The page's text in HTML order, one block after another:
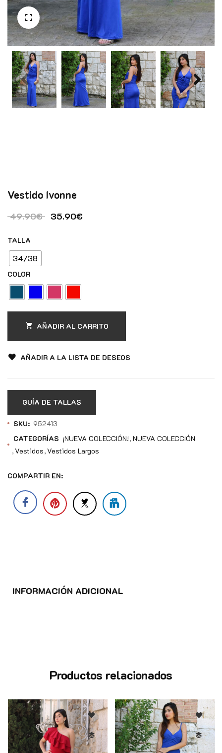
Vestido Ivonne
49.90€ El precio original era: 49.90€.
35.90€El precio actual es: 35.90€.
TALLA
34/38
COLOR
AÑADIR AL CARRITO
AÑADIR A LA LISTA DE DESEOS
GUÍA DE TALLAS
SKU: 952413
CATEGORÍAS ¡NUEVA COLECCIÓN! NUEVA COLECCIÓN
Vestidos Vestidos Largos
COMPARTIR EN:
INFORMACIÓN ADICIONAL
Productos relacionados